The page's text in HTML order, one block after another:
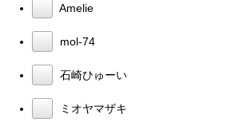
Amelie
mol-74
石崎ひゅーい
ミオヤマザキ